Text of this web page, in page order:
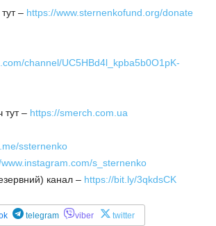
– https://www.sternenkofund.org/donate
channel/UC5HBd4l_kpba5b0O1pK-
– https://smerch.com.ua
ssternenko
s_sternenko
канал – https://bit.ly/3qkdsCK
telegram viber twitter